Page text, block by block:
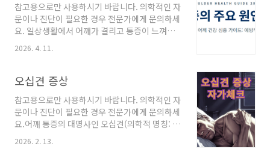
참고용으로만 사용하시기 바랍니다. 의학적인 자
문이나 진단이 필요한 경우 전문가에게 문의하세
요. 일상생활에서 어깨가 결리고 통증이 느껴지
면 단순히 근육통이라 생각하고 방치하기 쉽습니
다. 하지만 어깨 통증은 발생 부위와 통증의 양상
으면 만성적인 운동 제한으로 이어질 수 있습니
깨 통증의 주요 원인 4가지를 상세히 정리해 드립
니다.1. 중장년층의 불청객, 오십견 (유착성 관절
낭염)오십견은 어깨 관절을 감싸고 있는 주머니
인 관절낭이 염증으로 인해 두꺼워지고 달라붙어
2026. 4. 11.
오십견 증상
참고용으로만 사용하시기 바랍니다. 의학적인 자
문이나 진단이 필요한 경우 전문가에게 문의하세
요.어깨 통증의 대명사인 오십견(의학적 명칭: 유
착성 관절낭염)은 어깨를 감싸고 있는 관절 주머
니(관절낭)가 염증으로 인해 쪼그라들고 굳어지
2026. 2. 13.